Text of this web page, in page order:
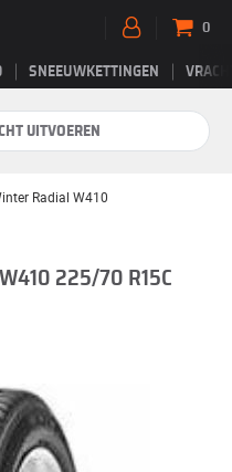
SNEEUWKETTINGEN
0
UITVOEREN
Radial W410
225/70 R15C